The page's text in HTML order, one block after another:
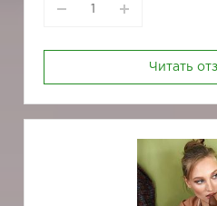
Читать